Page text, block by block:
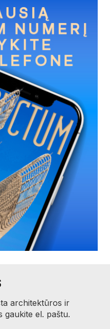
architektūros ir
gaukite el. paštu.